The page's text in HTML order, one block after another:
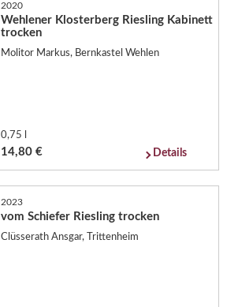
2020
Wehlener Klosterberg Riesling Kabinett
trocken
Molitor Markus, Bernkastel Wehlen
0,75 l
14,80 € Details
2023
vom Schiefer Riesling trocken
Clüsserath Ansgar, Trittenheim